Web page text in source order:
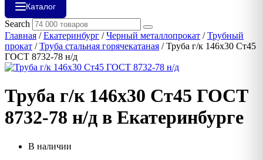
Каталог
Search
Главная /Екатеринбург /Черный металлопрокат /Трубный
прокат /Труба стальная горячекатаная / Труба г/к 146х30 Ст45
ГОСТ 8732-78 н/д
Труба г/к 146х30 Ст45 ГОСТ
8732-78 н/д в Екатеринбурге
В наличии